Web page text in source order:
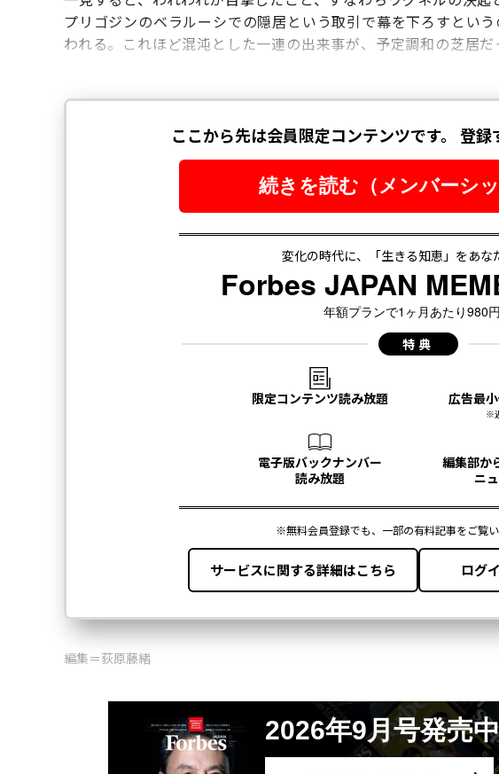
プリゴジンのベラルーシでの隠居という取引で幕を下ろすとい
われる。これほど混沌とした一連の出来事が、予定調和の芝居だ
編集＝荻原藤緒
2026年9月号発売中